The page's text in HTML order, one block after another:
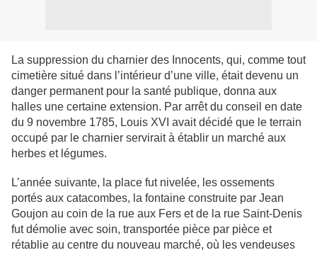
La suppression du charnier des Innocents, qui, comme tout
cimetière situé dans l’intérieur d’une ville, était devenu un
danger permanent pour la santé publique, donna aux
halles une certaine extension. Par arrêt du conseil en date
du 9 novembre 1785, Louis XVI avait décidé que le terrain
occupé par le charnier servirait à établir un marché aux
herbes et légumes.
L’année suivante, la place fut nivelée, les ossements
portés aux catacombes, la fontaine construite par Jean
Goujon au coin de la rue aux Fers et de la rue Saint-Denis
fut démolie avec soin, transportée pièce par pièce et
rétablie au centre du nouveau marché, où les vendeuses